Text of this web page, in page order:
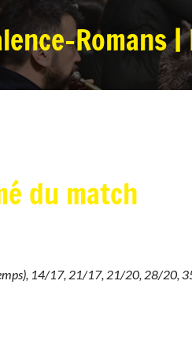
Romans
du match
14/17, 21/17, 21/20, 28/20,